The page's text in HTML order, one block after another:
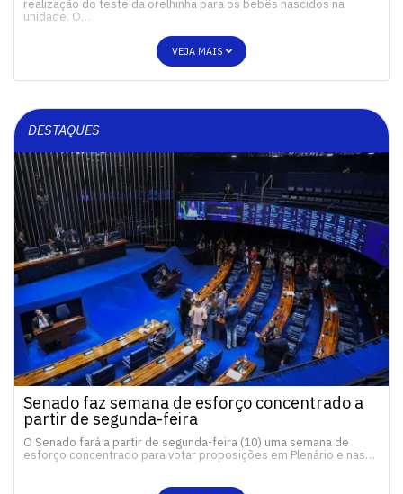
realização do teste da orelhinha para os bebês nascidos na
unidade. O…
VEJA MAIS
DESTAQUES
Senado faz semana de esforço concentrado a
partir de segunda-feira
O Senado fará a partir de segunda-feira (10) uma semana de
esforço concentrado para votar proposições em Plenário e nas…